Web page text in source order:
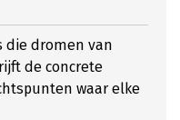
die dromen van
de concrete
waar elke